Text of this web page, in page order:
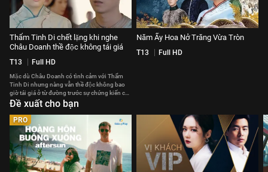
Thẩm Tinh Di chết lặng khi nghe
Châu Doanh thề độc không tái giá
T13 Full HD
Mặc dù Châu Doanh có tình cảm với Thẩm
Tinh Di nhưng nàng vẫn thề độc không bao
giờ tái giá ở từ đường trước sự chứng kiến của
mọi người.
Năm Ấy Hoa Nở Trăng Vừa Tròn
T13 Full HD
Đề xuất cho bạn
PRO